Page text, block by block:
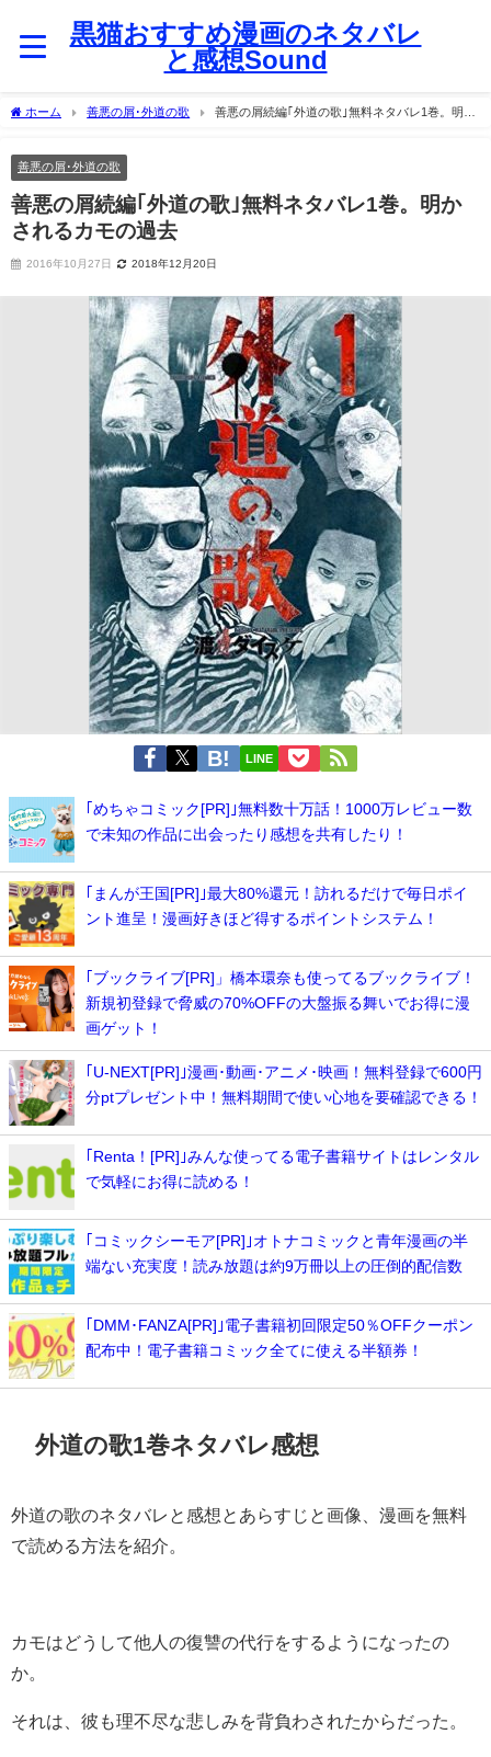
黒猫おすすめ漫画のネタバレ
と感想Sound
ホーム 善悪の屑･外道の歌
善悪の屑続編｢外道の歌｣無料ネタバレ1巻。明か
善悪の屑･外道の歌
善悪の屑続編｢外道の歌｣無料ネタバレ1巻。明か
されるカモの過去
2016年10月27日 2018年12月20日
LINE
｢めちゃコミック[PR]｣無料数十万話！1000万レビュー数
で未知の作品に出会ったり感想を共有したり！
｢まんが王国[PR]｣最大80%還元！訪れるだけで毎日ポイ
ント進呈！漫画好きほど得するポイントシステム！
｢ブックライブ[PR]」橋本環奈も使ってるブックライブ！
新規初登録で脅威の70%OFFの大盤振る舞いでお得に漫
画ゲット！
｢U-NEXT[PR]｣漫画･動画･アニメ･映画！無料登録で600円
分ptプレゼント中！無料期間で使い心地を要確認できる！
｢Renta！[PR]｣みんな使ってる電子書籍サイトはレンタル
で気軽にお得に読める！
｢コミックシーモア[PR]｣オトナコミックと青年漫画の半
端ない充実度！読み放題は約9万冊以上の圧倒的配信数
｢DMM･FANZA[PR]｣電子書籍初回限定50％OFFクーポン
配布中！電子書籍コミック全てに使える半額券！
外道の歌1巻ネタバレ感想
外道の歌のネタバレと感想とあらすじと画像、漫画を無料
で読める方法を紹介。
カモはどうして他人の復讐の代行をするようになったの
か。
それは、彼も理不尽な悲しみを背負わされたからだった。